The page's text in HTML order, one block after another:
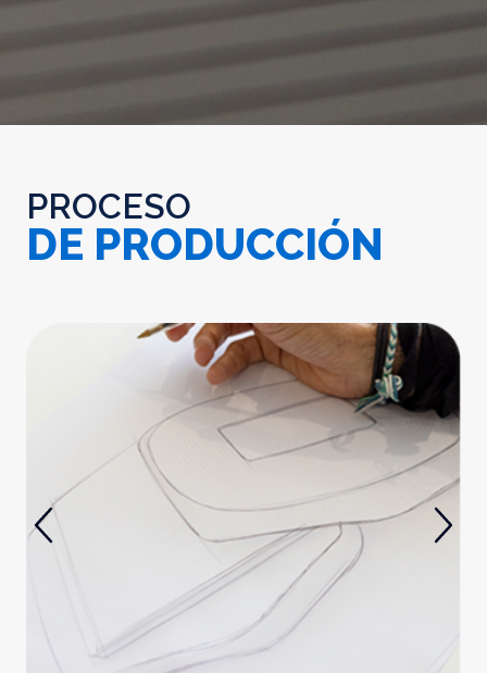
PROCESO
DE PRODUCCIÓN